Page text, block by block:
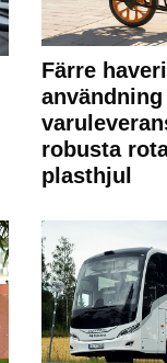
Färre
användning
robusta
plasthjul